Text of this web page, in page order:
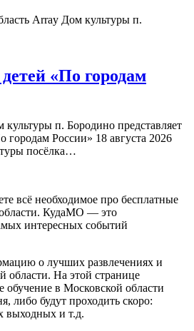
Array Дом культуры п.
«По городам
культуры п. Бородино представляет
городам России» 18 августа 2026
посёлка…
всё необходимое про бесплатные
КудаМО — это
интересных событий
о лучших развлечениях и
области. На этой странице
обучение в Московской области
либо будут проходить скоро:
выходных и т.д.